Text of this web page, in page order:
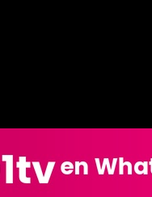
la existencia
Rodríguez
obtener